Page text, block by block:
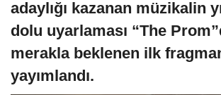
adaylığı kazanan müzikalin
dolu uyarlaması “The
merakla beklenen ilk
yayımlandı.